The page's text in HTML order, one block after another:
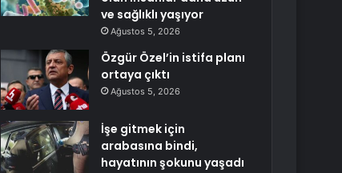
ve sağlıklı yaşıyor
Ağustos 5, 2026
Özgür Özel’in istifa planı
ortaya çıktı
Ağustos 5, 2026
İşe gitmek için
arabasına bindi,
hayatının şokunu yaşadı